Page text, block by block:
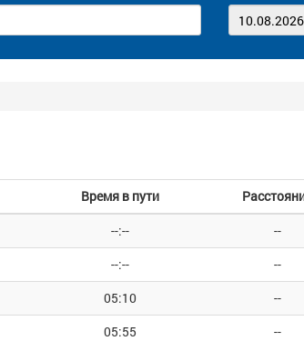
Время в пути
--:--
--
--:--
--
05:10
--
05:55
--